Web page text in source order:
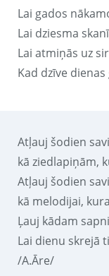
Lai gados
Lai dziesma
Lai atmiņās uz
Kad dzīve
Atļauj šodien
kā ziedlapiņām,
Atļauj šodien
kā melodijai,
Ļauj kādam
Lai dienu skrejā
/A.Āre/